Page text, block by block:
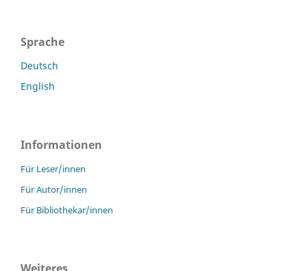
Sprache
Deutsch
English
Informationen
Für Leser/innen
Für Autor/innen
Für Bibliothekar/innen